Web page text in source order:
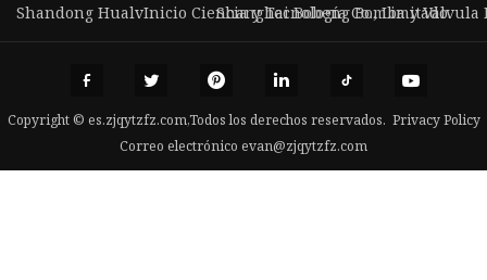
Shandong HualvInicio Ciencia y Tecnología Co., Limitado.
Shanghai Bobeng Bomba y
Copyright © es.zjqytzfz.com,Todos los derechos reservados. Privacy Policy
Correo electrónico evan@zjqytzfz.com